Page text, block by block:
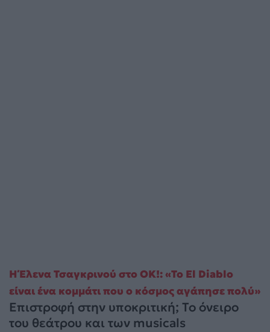
Η Έλενα Τσαγκρινού στο OK!: «Το El Diablo
είναι ένα κομμάτι που ο κόσμος αγάπησε πολύ»
Επιστροφή στην υποκριτική; Το όνειρο
του θεάτρου και των musicals